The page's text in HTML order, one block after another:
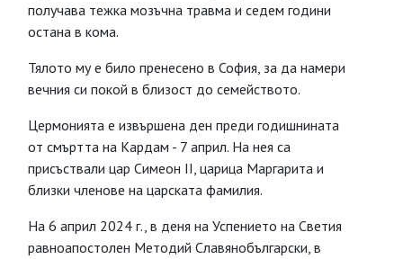
получава тежка мозъчна травма и седем години
остана в кома.
Тялото му е било пренесено в София, за да намери
вечния си покой в близост до семейството.
Цермонията е извършена ден преди годишнината
от смъртта на Кардам - 7 април. На нея са
присъствали цар Симеон II, царица Маргарита и
близки членове на царската фамилия.
На 6 април 2024 г., в деня на Успението на Светия
равноапостолен Методий Славянобългарски, в